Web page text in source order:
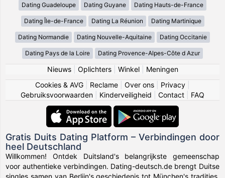
Dating Guadeloupe Dating Guyane Dating Hauts-de-France
Dating Île-de-France Dating La Réunion Dating Martinique
Dating Normandie Dating Nouvelle-Aquitaine Dating Occitanie
Dating Pays de la Loire Dating Provence-Alpes-Côte d Azur
Nieuws| Oplichters| Winkel| Meningen
Cookies & AVG
Reclame Over ons Privacy
Gebruiksvoorwaarden
Kinderveiligheid Contact FAQ
Gratis Duits Dating Platform – Verbindingen door
heel Deutschland
Willkommen! Ontdek Duitsland's belangrijkste gemeenschap
voor authentieke verbindingen. Dating-deutsch.de brengt Duitse
singles samen van Berlijn's geschiedenis tot München's tradities,